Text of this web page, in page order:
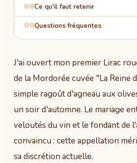
08Ce qu'il faut retenir
09Questions fréquentes
J'ai ouvert mon premier Lirac
de la Mordorée cuvée "La Reine
simple ragoût d'agneau aux
un soir d'automne. Le mariage
veloutés du vin et le fondant de
convaincu : cette appellation
sa discrétion actuelle.